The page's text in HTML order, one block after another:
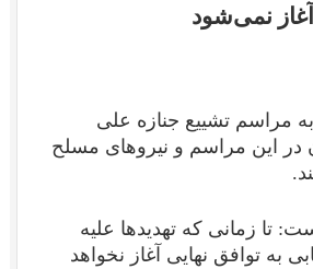
نمی‌شود
مراسم تشییع جنازه علی
این مراسم و نیروهای مسلح
است: تا زمانی که تهدیدها علیه
به توافق نهایی آغاز نخواهد